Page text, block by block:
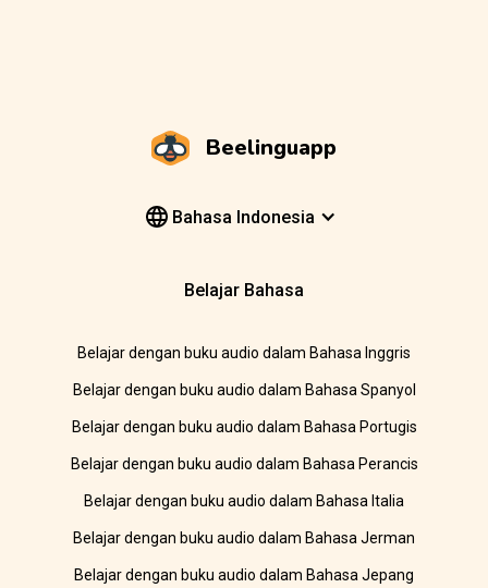
Beelinguapp
Bahasa Indonesia
Belajar Bahasa
Belajar dengan buku audio dalam Bahasa Inggris
Belajar dengan buku audio dalam Bahasa Spanyol
Belajar dengan buku audio dalam Bahasa Portugis
Belajar dengan buku audio dalam Bahasa Perancis
Belajar dengan buku audio dalam Bahasa Italia
Belajar dengan buku audio dalam Bahasa Jerman
Belajar dengan buku audio dalam Bahasa Jepang